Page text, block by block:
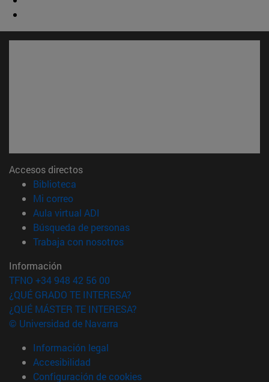
Accesos directos
Biblioteca
Mi correo(abre en nueva ventana)
Aula virtual ADI
Búsqueda de personas(abre en nueva ventana)
Trabaja con nosotros(abre en nueva ventana)
Información
TFNO +34 948 42 56 00
¿QUÉ GRADO TE INTERESA?
¿QUÉ MÁSTER TE INTERESA?
© Universidad de Navarra
Información legal
Accesibilidad
Configuración de cookies